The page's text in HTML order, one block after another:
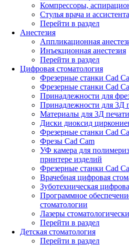
Компрессоры,
Стулья врача и ассистента
Перейти в раздел
Анестезия
Аппликационная
Инъекционная анестезия
Перейти в раздел
Цифровая стоматология
Фрезерные станки Cad
Фрезерные станки Cad
Принадлежности для
Принадлежности для 3Д
Материалы для 3Д
Диски диоксид
Фрезерные станки Cad
Фрезы Cad Cam
УФ камера для
принтере изделий
Фрезерные станки Cad
Врачебная цифровая
Зуботехническая
Программное
стоматологии
Лазеры
Перейти в раздел
Детская стоматология
Перейти в раздел